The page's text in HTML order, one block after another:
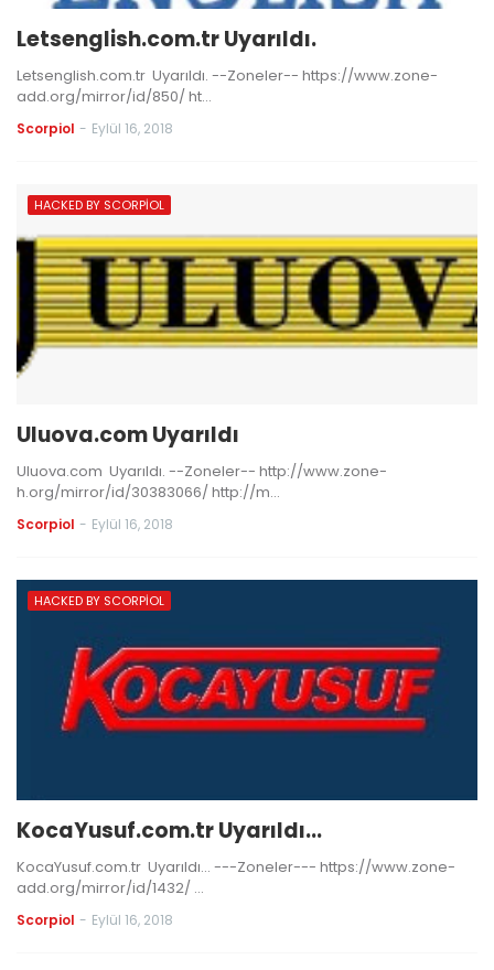
Letsenglish.com.tr Uyarıldı.
Letsenglish.com.tr Uyarıldı. --Zoneler-- https://www.zone-
add.org/mirror/id/850/ ht…
Scorpiol - Eylül 16, 2018
HACKED BY SCORPIOL
Uluova.com Uyarıldı
Uluova.com Uyarıldı. --Zoneler-- http://www.zone-
h.org/mirror/id/30383066/ http://m…
Scorpiol - Eylül 16, 2018
HACKED BY SCORPIOL
KocaYusuf.com.tr Uyarıldı...
KocaYusuf.com.tr Uyarıldı... ---Zoneler--- https://www.zone-
add.org/mirror/id/1432/ …
Scorpiol - Eylül 16, 2018